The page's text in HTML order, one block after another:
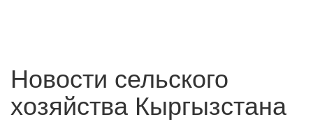
Новости сельского
хозяйства Кыргызстана